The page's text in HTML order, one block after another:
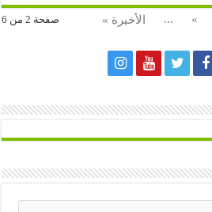
صفحة 2 من 6 »
... الأخيرة »